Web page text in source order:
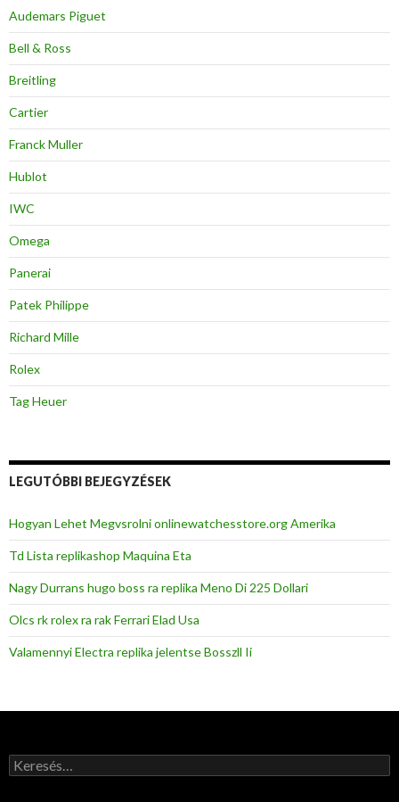
Audemars Piguet
Bell & Ross
Breitling
Cartier
Franck Muller
Hublot
IWC
Omega
Panerai
Patek Philippe
Richard Mille
Rolex
Tag Heuer
LEGUTÓBBI BEJEGYZÉSEK
Hogyan Lehet Megvsrolni onlinewatchesstore.org Amerika
Td Lista replikashop Maquina Eta
Nagy Durrans hugo boss ra replika Meno Di 225 Dollari
Olcs rk rolex ra rak Ferrari Elad Usa
Valamennyi Electra replika jelentse Bosszll Ii
Keresés: